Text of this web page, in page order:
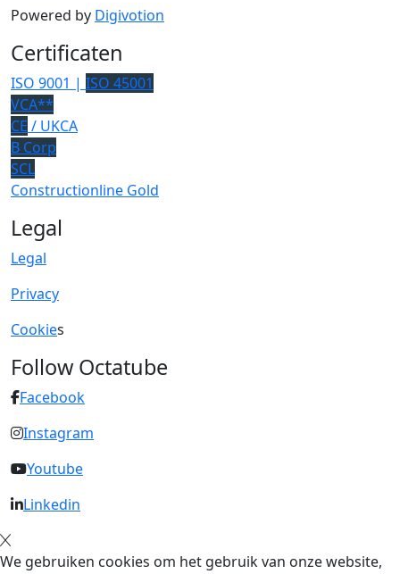
Powered by Digivotion
Certificaten
ISO 9001 | ISO 45001
VCA**
CE / UKCA
B Corp
SCL
Constructionline Gold
Legal
Legal
Privacy
Cookies
Follow Octatube
Facebook
Instagram
Youtube
Linkedin
We gebruiken cookies om het gebruik van onze website,